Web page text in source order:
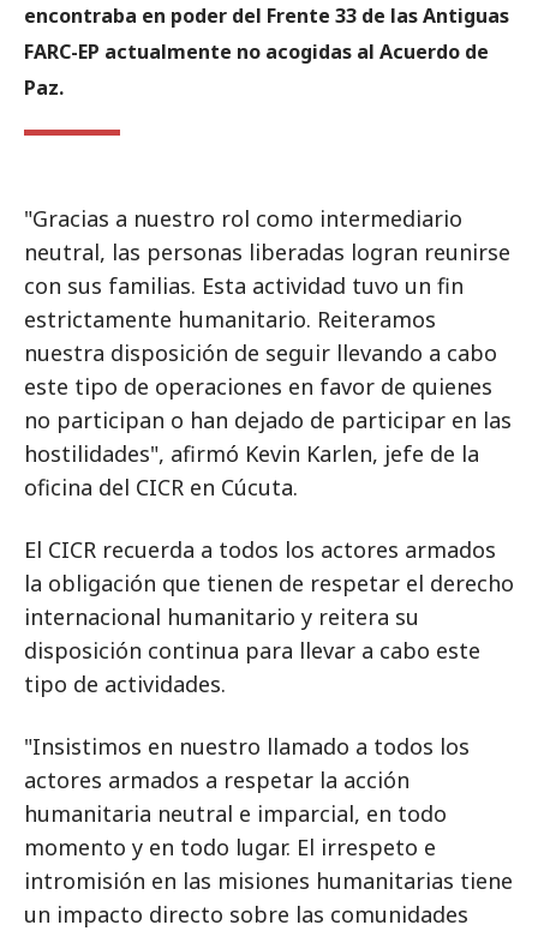
encontraba en poder del Frente 33 de las Antiguas
FARC-EP actualmente no acogidas al Acuerdo de
Paz.
"Gracias a nuestro rol como intermediario
neutral, las personas liberadas logran reunirse
con sus familias. Esta actividad tuvo un fin
estrictamente humanitario. Reiteramos
nuestra disposición de seguir llevando a cabo
este tipo de operaciones en favor de quienes
no participan o han dejado de participar en las
hostilidades", afirmó Kevin Karlen, jefe de la
oficina del CICR en Cúcuta.
El CICR recuerda a todos los actores armados
la obligación que tienen de respetar el derecho
internacional humanitario y reitera su
disposición continua para llevar a cabo este
tipo de actividades.
"Insistimos en nuestro llamado a todos los
actores armados a respetar la acción
humanitaria neutral e imparcial, en todo
momento y en todo lugar. El irrespeto e
intromisión en las misiones humanitarias tiene
un impacto directo sobre las comunidades